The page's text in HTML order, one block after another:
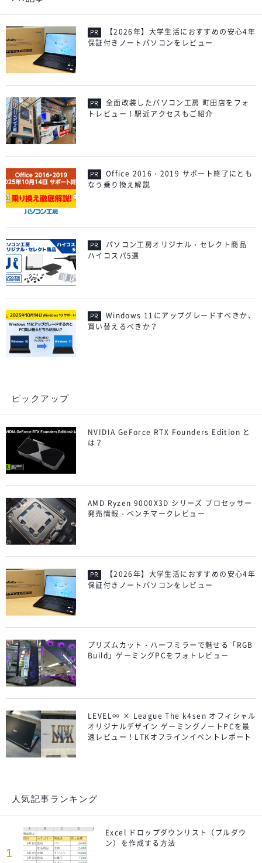
【2026年】大学生活におすすめの安心4年
保証付きノートパソコンをレビュー
全面改装したパソコン工房 町田店をフォ
トレビュー！駅近アクセスもご紹介
Office 2016・2019 サポート終了にとも
なう乗り換え解説
パソコン工房オリジナル・セレクト商品
ハイコスパ5選
Windows 11にアップグレードすべきか、
買い替えるべきか？
ピックアップ
NVIDIA GeForce RTX Founders Edition と
は？
AMD Ryzen 9000X3D シリーズ プロセッサー
発売情報・ベンチマークレビュー
【2026年】大学生活におすすめの安心4年
保証付きノートパソコンをレビュー
プリズムカット・ハーフミラーで魅せる「RGB
Build」ゲーミングPCをフォトレビュー
LEVEL∞ × League The k4sen オフィシャル
オリジナルデザイン ゲーミングノートPCを最
速レビュー！LTKオフラインイベントレポート
人気記事ランキング
1
Excel ドロップダウンリスト（プルダウ
ン）を作成する方法